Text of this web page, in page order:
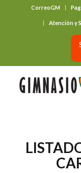
CorreoGM
Atención y